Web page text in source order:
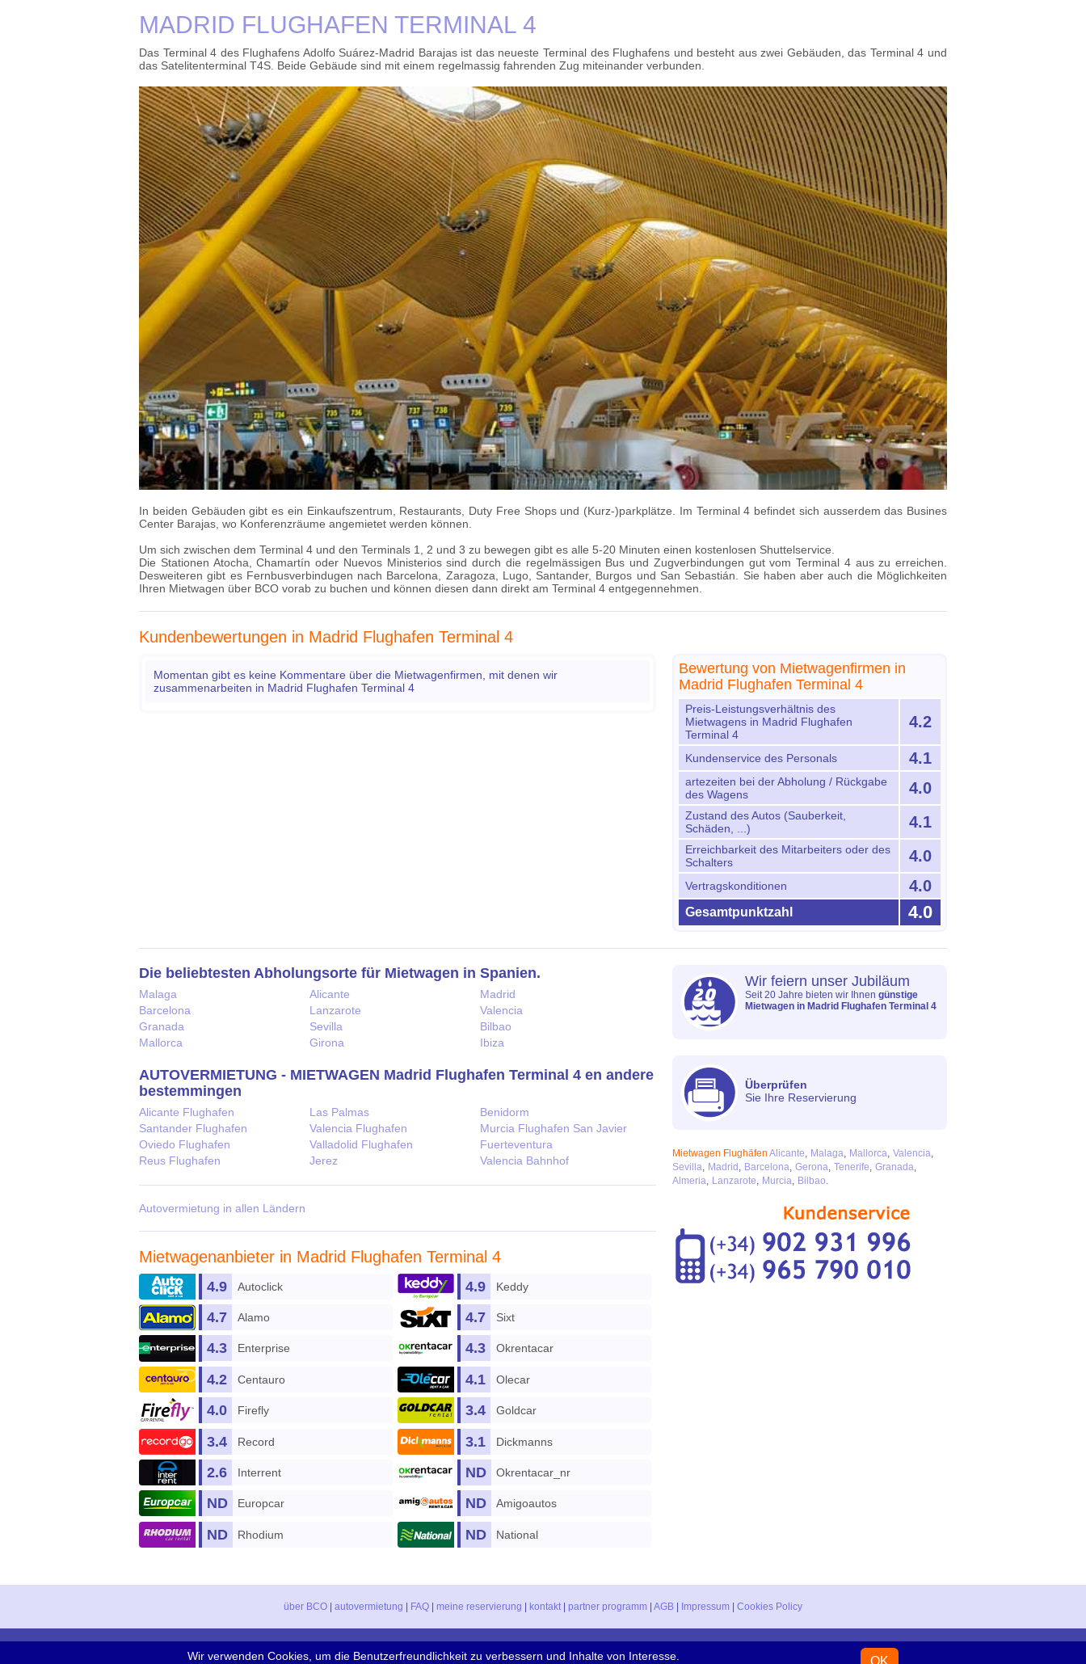
MADRID FLUGHAFEN TERMINAL 4
Das Terminal 4 des Flughafens Adolfo Suárez-Madrid Barajas ist das neueste Terminal des Flughafens und besteht aus zwei Gebäuden, das Terminal 4 und
das Satelitenterminal T4S. Beide Gebäude sind mit einem regelmassig fahrenden Zug miteinander verbunden.
In beiden Gebäuden gibt es ein Einkaufszentrum, Restaurants, Duty Free Shops und (Kurz-)parkplätze. Im Terminal 4 befindet sich ausserdem das Busines
Center Barajas, wo Konferenzräume angemietet werden können.
Um sich zwischen dem Terminal 4 und den Terminals 1, 2 und 3 zu bewegen gibt es alle 5-20 Minuten einen kostenlosen Shuttelservice.
Die Stationen Atocha, Chamartín oder Nuevos Ministerios sind durch die regelmässigen Bus und Zugverbindungen gut vom Terminal 4 aus zu erreichen.
Desweiteren gibt es Fernbusverbindugen nach Barcelona, Zaragoza, Lugo, Santander, Burgos und San Sebastián. Sie haben aber auch die Möglichkeiten
Ihren Mietwagen über BCO vorab zu buchen und können diesen dann direkt am Terminal 4 entgegennehmen.
Kundenbewertungen in Madrid Flughafen Terminal 4
Momentan gibt es keine Kommentare über die Mietwagenfirmen, mit denen wir
zusammenarbeiten in Madrid Flughafen Terminal 4
Bewertung von Mietwagenfirmen in
Madrid Flughafen Terminal 4
Preis-Leistungsverhältnis des
Mietwagens in Madrid Flughafen
Terminal 4
4.2
Kundenservice des Personals 4.1
artezeiten bei der Abholung / Rückgabe
des Wagens
4.0
Zustand des Autos (Sauberkeit,
Schäden, ...)
4.1
Erreichbarkeit des Mitarbeiters oder des
Schalters
4.0
Vertragskonditionen 4.0
Gesamtpunktzahl 4.0
Die beliebtesten Abholungsorte für Mietwagen in Spanien.
Malaga Alicante
Madrid
Barcelona
Lanzarote
Valencia
Granada
Sevilla
Bilbao
Mallorca
Girona Ibiza
AUTOVERMIETUNG - MIETWAGEN Madrid Flughafen Terminal 4 en andere
bestemmingen
Alicante Flughafen Las Palmas
Benidorm
Santander Flughafen
Valencia Flughafen
Murcia Flughafen San Javier
Oviedo Flughafen
Valladolid Flughafen
Fuerteventura
Reus Flughafen
Jerez Valencia Bahnhof
Autovermietung in allen Ländern
Mietwagenanbieter in Madrid Flughafen Terminal 4
Autoclick
4.9 Keddy
4.9
Alamo
4.7 Sixt
4.7
Enterprise
4.3 Okrentacar
4.3
Centauro
4.2 Olecar
4.1
Firefly
4.0 Goldcar
3.4
Record
3.4 Dickmanns
3.1
Interrent
2.6 Okrentacar_nr
ND
Europcar
ND Amigoautos
ND
Rhodium
ND National
ND
Wir feiern unser Jubiläum
Seit 20 Jahre bieten wir Ihnen günstige
Mietwagen in Madrid Flughafen Terminal 4
Überprüfen
Sie Ihre Reservierung
Mietwagen Flughäfen Alicante Malaga Mallorca Valencia
Sevilla
Madrid Barcelona Gerona Tenerife Granada
Almeria
Lanzarote Murcia Bilbao
über BCO autovermietung FAQ meine reservierung kontakt partner programm AGB Impressum Cookies Policy
Black & White car, s.l. AUTOVERMIETUNG Av. del Pla, 130 - 03730 Jávea - Alicante (Spanien) Tel. +34 902 931 996 / +34 965 790 010
Booking Centre Online - Copyright © 2001-2021
Wir verwenden Cookies, um die Benutzerfreundlichkeit zu verbessern und Inhalte von Interesse.
OK